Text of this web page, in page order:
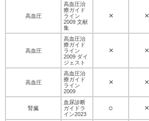
高血圧
高血圧治
療ガイド
ライン
2009 文献
集
× ×
高血圧
高血圧治
療ガイド
ライン
2009 ダイ
ジェスト
× ×
高血圧
高血圧治
療ガイド
ライン
2009
× ×
腎臓
血尿診断
ガイドラ
イン2023
○ ×